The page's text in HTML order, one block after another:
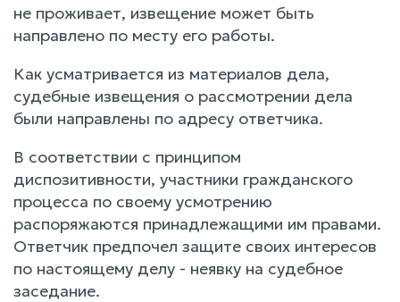
не проживает, извещение может быть
направлено по месту его работы.
Как усматривается из материалов дела,
судебные извещения о рассмотрении дела
были направлены по адресу ответчика.
В соответствии с принципом
диспозитивности, участники гражданского
процесса по своему усмотрению
распоряжаются принадлежащими им правами.
Ответчик предпочел защите своих интересов
по настоящему делу - неявку на судебное
заседание.